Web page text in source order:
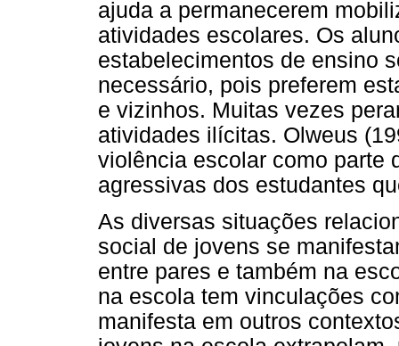
ajuda a permanecerem
atividades escolares. Os
estabelecimentos de ensino
necessário, pois preferem
e vizinhos. Muitas vezes
atividades ilícitas. Olweus
violência escolar como parte
agressivas dos estudantes
As diversas situações
social de jovens se
entre pares e também na
na escola tem vinculações
manifesta em outros